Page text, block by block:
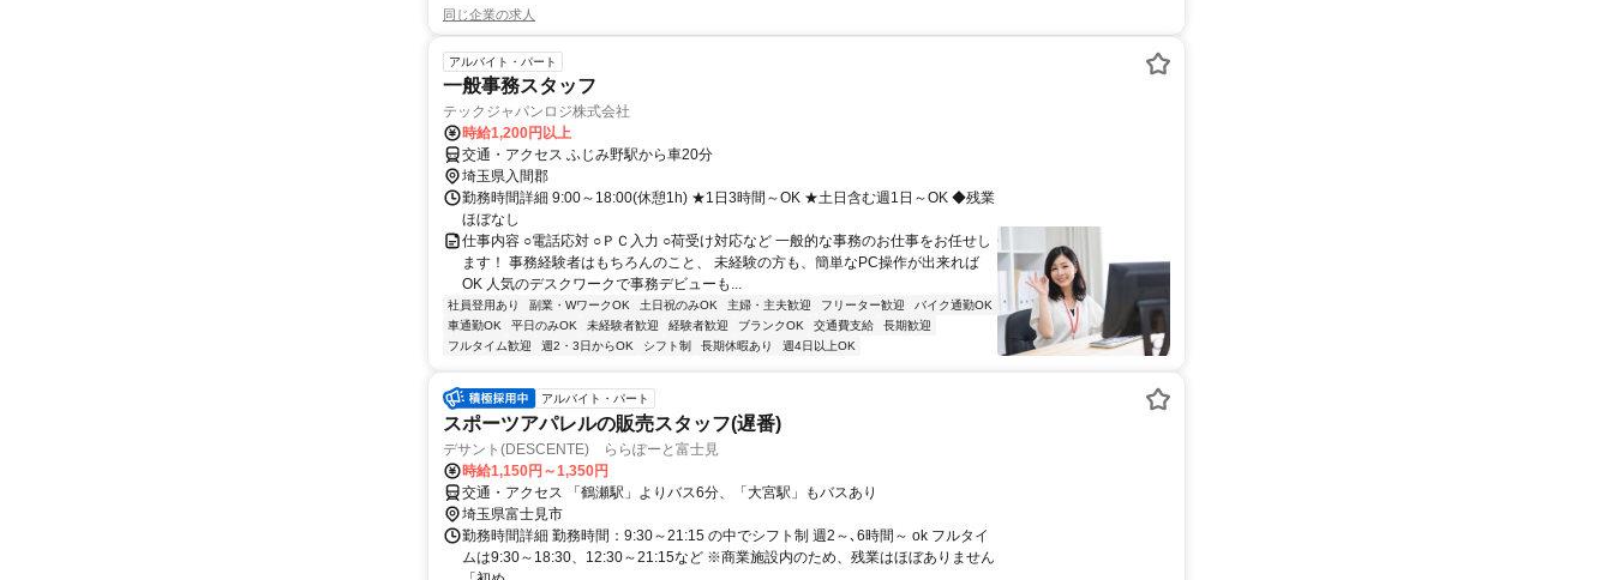
同じ企業の求人
アルバイト・パート
一般事務スタッフ
テックジャパンロジ株式会社
時給1,200円以上
交通・アクセス ふじみ野駅から車20分
埼玉県入間郡
勤務時間詳細 9:00～18:00(休憩1h) ★1日3時間～OK ★土日含む週1日～OK ◆残業
ほぼなし
仕事内容 ○電話応対 ○ＰＣ入力 ○荷受け対応など 一般的な事務のお仕事をお任せし
ます！ 事務経験者はもちろんのこと、 未経験の方も、簡単なPC操作が出来れば
OK 人気のデスクワークで事務デビューも...
社員登用あり 副業・WワークOK 土日祝のみOK 主婦・主夫歓迎 フリーター歓迎
バイク通勤OK
車通勤OK
平日のみOK 未経験者歓迎 経験者歓迎 ブランクOK 交通費支給
長期歓迎
フルタイム歓迎
週2・3日からOK シフト制 長期休暇あり 週4日以上OK
アルバイト・パート
スポーツアパレルの販売スタッフ(遅番)
デサント(DESCENTE) ららぽーと富士見
時給1,150円～1,350円
交通・アクセス 「鶴瀬駅」よりバス6分、「大宮駅」もバスあり
埼玉県富士見市
勤務時間詳細 勤務時間：9:30～21:15 の中でシフト制 週2～､6時間～ ok フルタイ
ムは9:30～18:30、12:30～21:15など ※商業施設内のため、残業はほぼありません